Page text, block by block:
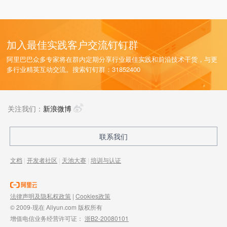
加入最佳实践客户交流钉钉群
阿里巴巴众多专家将在群内定期分享行业最佳实践和前沿技术干货，与更
多行业精英互动交流。搜索钉钉群：31852400